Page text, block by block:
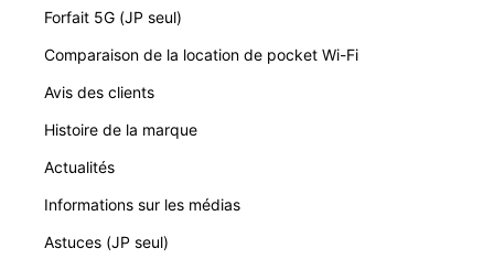
Forfait 5G (JP seul)
Comparaison de la location de pocket Wi-Fi
Avis des clients
Histoire de la marque
Actualités
Informations sur les médias
Astuces (JP seul)